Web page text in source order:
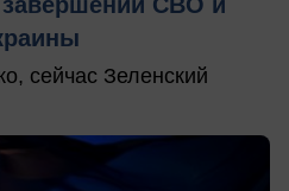
сейчас Зеленский